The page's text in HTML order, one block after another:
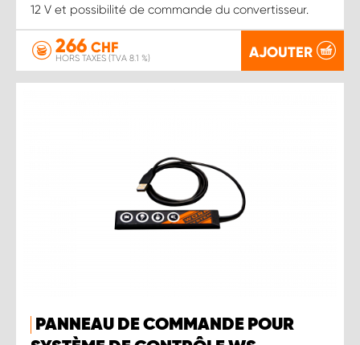
12 V et possibilité de commande du convertisseur.
266 CHF
HORS TAXES (TVA 8.1 %) AJOUTER
PANNEAU DE COMMANDE POUR